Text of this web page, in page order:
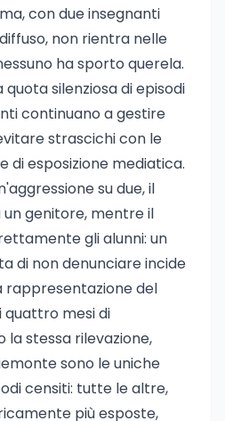
con due insegnanti
non rientra nelle
ha sporto querela.
quota silenziosa di episodi
continuano a gestire
strascichi con le
di esposizione mediatica.
su due, il
un genitore, mentre il
gli alunni: un
di non denunciare incide
rappresentazione del
quattro mesi di
la stessa rilevazione,
sono le uniche
censiti: tutte le altre,
più esposte,